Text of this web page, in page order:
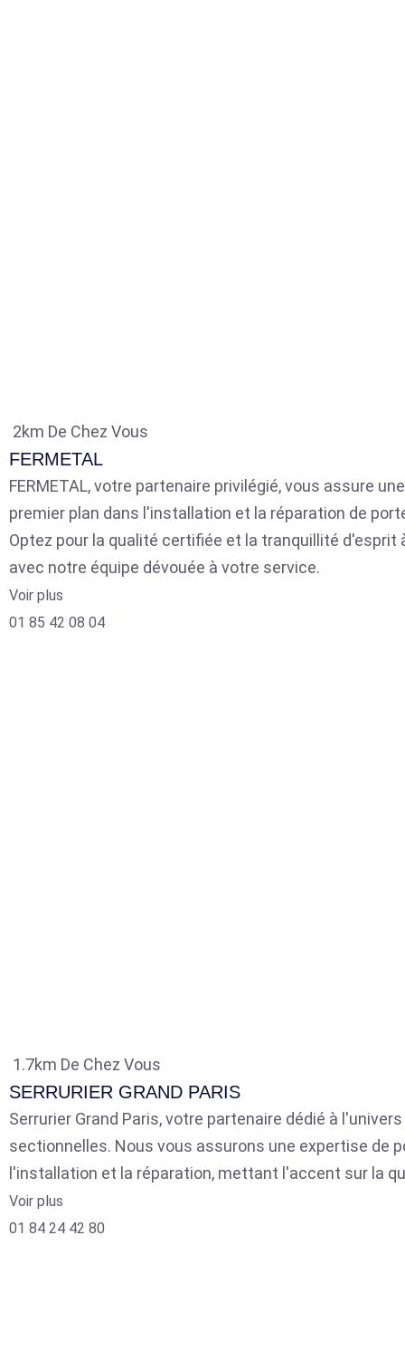
2km De Chez Vous
FERMETAL
FERMETAL, votre partenaire privilégié, vous assure
premier plan dans l'installation et la réparation de
Optez pour la qualité certifiée et la tranquillité d'esprit
avec notre équipe dévouée à votre service.
Voir plus
01 85 42 08 04
1.7km De Chez Vous
SERRURIER GRAND PARIS
Serrurier Grand Paris, votre partenaire dédié à
sectionnelles. Nous vous assurons une expertise de
l'installation et la réparation, mettant l'accent sur la
Voir plus
01 84 24 42 80